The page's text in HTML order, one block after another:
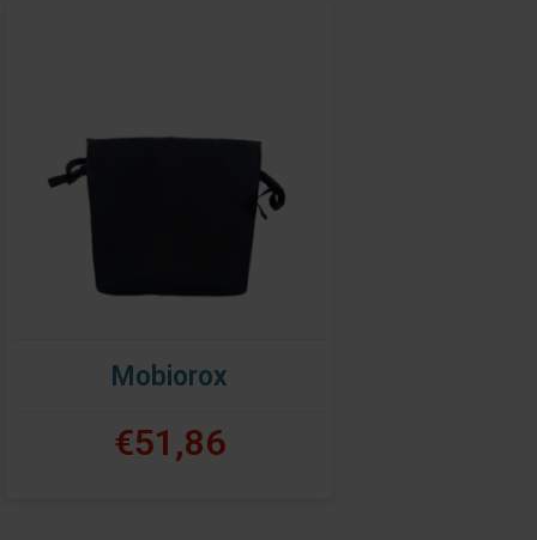
Mobiorox
€51,86